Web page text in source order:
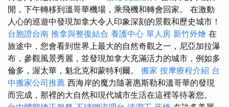
閒，下午轉移到溫哥華機場，乘飛機和轉會回家。 在激動
人心的巡遊中發現加拿大令人印象深刻的景觀和歷史城市！
台胞證台南 推拿與整復結合 養護中心 單人房 新竹外燴 在
旅途中，您會看到世界上最大的自然奇觀之一，尼亞加拉瀑
布，參觀風景秀麗，並發現加拿大充滿活力的城市，例如多
倫多，渥太華，魁北克和蒙特利爾。 搬家 按摩療程介紹 台
中搬家公司推薦 西海岸的魔力隨著惠斯勒和溫哥華的發現
而完成，那裡的大自然和現代城市生活在這裡等待著您。